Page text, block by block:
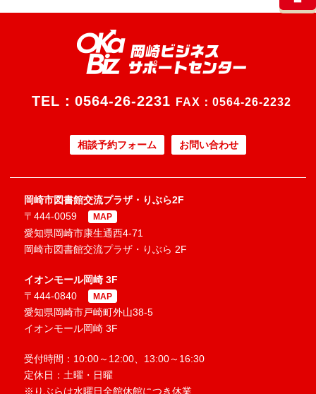
TEL： 0564-26-2231 FAX：0564-26-2232
相談予約フォーム お問い合わせ
岡崎市図書館交流プラザ・りぶら2F
〒444-0059
MAP
愛知県岡崎市康生通西4-71
岡崎市図書館交流プラザ・りぶら 2F
イオンモール岡崎 3F
〒444-0840
MAP
愛知県岡崎市戸崎町外山38-5
イオンモール岡崎 3F
受付時間：10:00～12:00、13:00～16:30
定休日：土曜・日曜
※りぶらは水曜日全館休館につき休業